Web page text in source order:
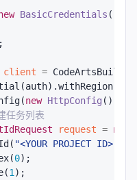
BasicCredentials ()
client =
new HttpConfig
任务列表
request = new
"<YOUR PROJECT ID>"
0);
1);